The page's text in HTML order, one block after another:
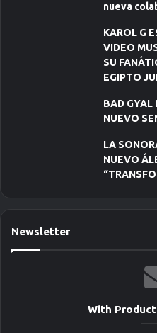
nueva
KAROL G
VIDEO
SU
EGIPTO
BAD GYAL
NUEVO
LA
NUEVO
Newsletter
With